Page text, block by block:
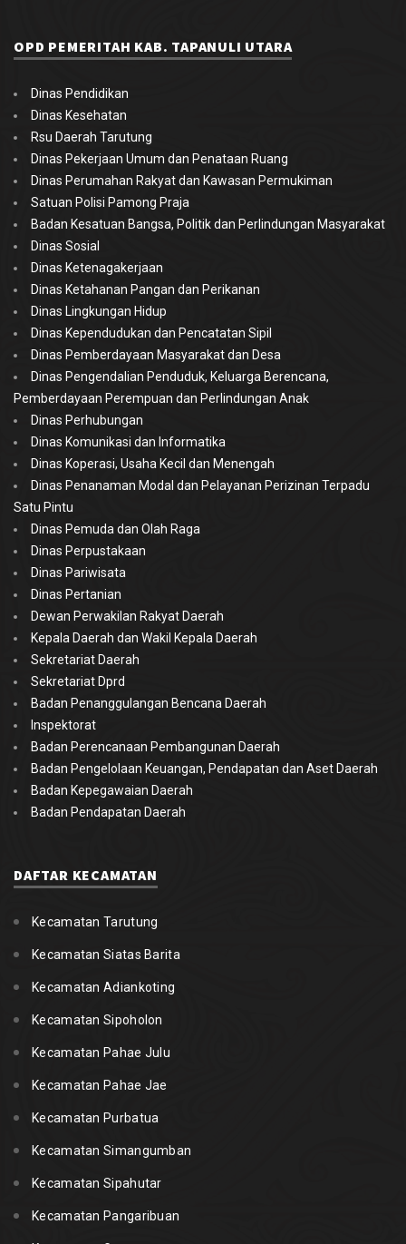
OPD PEMERITAH KAB. TAPANULI UTARA
Dinas Pendidikan
Dinas Kesehatan
Rsu Daerah Tarutung
Dinas Pekerjaan Umum dan Penataan Ruang
Dinas Perumahan Rakyat dan Kawasan Permukiman
Satuan Polisi Pamong Praja
Badan Kesatuan Bangsa, Politik dan Perlindungan Masyarakat
Dinas Sosial
Dinas Ketenagakerjaan
Dinas Ketahanan Pangan dan Perikanan
Dinas Lingkungan Hidup
Dinas Kependudukan dan Pencatatan Sipil
Dinas Pemberdayaan Masyarakat dan Desa
Dinas Pengendalian Penduduk, Keluarga Berencana,
Pemberdayaan Perempuan dan Perlindungan Anak
Dinas Perhubungan
Dinas Komunikasi dan Informatika
Dinas Koperasi, Usaha Kecil dan Menengah
Dinas Penanaman Modal dan Pelayanan Perizinan Terpadu
Satu Pintu
Dinas Pemuda dan Olah Raga
Dinas Perpustakaan
Dinas Pariwisata
Dinas Pertanian
Dewan Perwakilan Rakyat Daerah
Kepala Daerah dan Wakil Kepala Daerah
Sekretariat Daerah
Sekretariat Dprd
Badan Penanggulangan Bencana Daerah
Inspektorat
Badan Perencanaan Pembangunan Daerah
Badan Pengelolaan Keuangan, Pendapatan dan Aset Daerah
Badan Kepegawaian Daerah
Badan Pendapatan Daerah
DAFTAR KECAMATAN
Kecamatan Tarutung
Kecamatan Siatas Barita
Kecamatan Adiankoting
Kecamatan Sipoholon
Kecamatan Pahae Julu
Kecamatan Pahae Jae
Kecamatan Purbatua
Kecamatan Simangumban
Kecamatan Sipahutar
Kecamatan Pangaribuan